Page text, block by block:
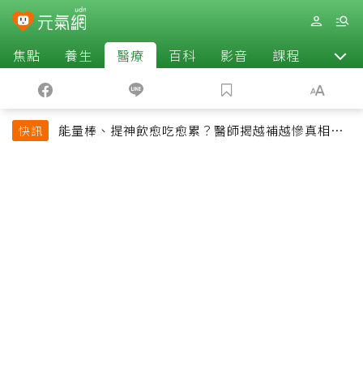
焦點 養生 醫療 百科 影音 課程 退休
快訊
能量棒、提神飲愈吃愈累？醫師揭越補越慘真相：